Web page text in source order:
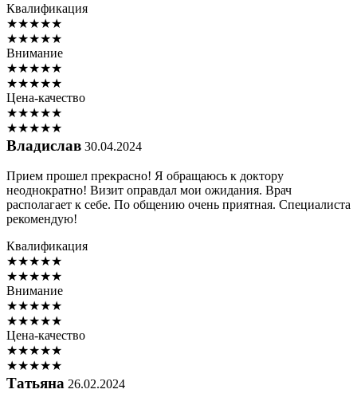
Квалификация
★★★★★
★★★★★
Внимание
★★★★★
★★★★★
Цена-качество
★★★★★
★★★★★
Владислав 30.04.2024
Прием прошел прекрасно! Я обращаюсь к доктору
неоднократно! Визит оправдал мои ожидания. Врач
располагает к себе. По общению очень приятная. Специалиста
рекомендую!
Квалификация
★★★★★
★★★★★
Внимание
★★★★★
★★★★★
Цена-качество
★★★★★
★★★★★
Татьяна 26.02.2024